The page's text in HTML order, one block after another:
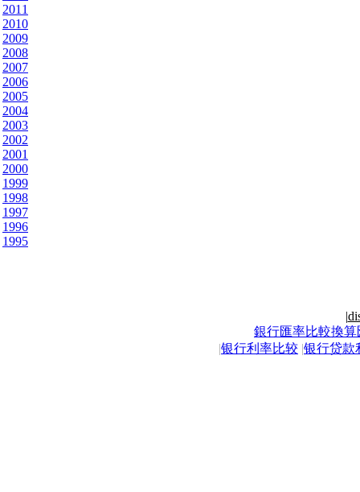
2011
2010
2009
2008
2007
2006
2005
2004
2003
2002
2001
2000
1999
1998
1997
1996
1995
|
銀行匯率比較換算
|银行利率比较 |银行贷款